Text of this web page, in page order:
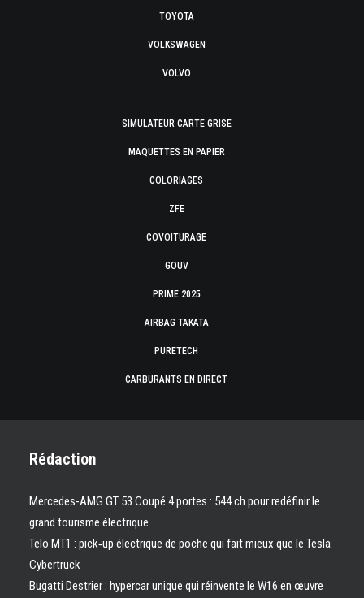
TOYOTA
VOLKSWAGEN
VOLVO
SIMULATEUR CARTE GRISE
MAQUETTES EN PAPIER
COLORIAGES
ZFE
COVOITURAGE
GOUV
PRIME 2025
AIRBAG TAKATA
PURETECH
CARBURANTS EN DIRECT
Rédaction
Mercedes-AMG GT 53 Coupé 4 portes : 544 ch pour redéfinir le
grand tourisme électrique
Telo MT1 : pick‑up électrique de poche qui fait mieux que le Tesla
Cybertruck
Bugatti Destrier : hypercar unique qui réinvente le W16 en œuvre